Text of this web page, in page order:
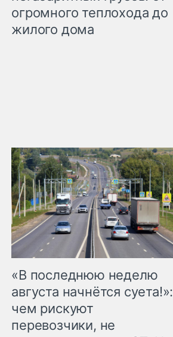
огромного теплохода до
жилого дома
«В последнюю неделю
августа начнётся суета!»:
чем рискуют
перевозчики, не